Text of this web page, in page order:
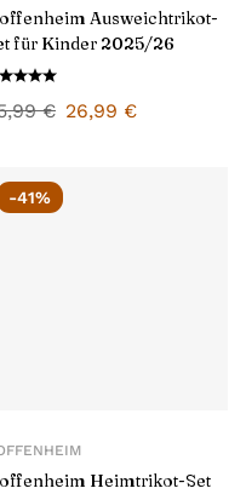
Ausweichtrikot-
für Kinder 2025/26
€ 26,99 €
-41%
Heimtrikot-Set